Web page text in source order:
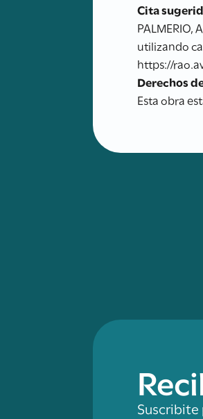
Cita
PALMERIO,
utilizando
https://
Derechos
Esta obra
Suscribite